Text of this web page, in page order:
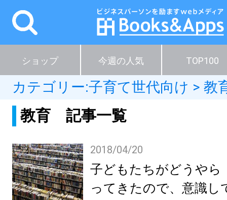
ショップ 今週の人気 TOP100
カテゴリー:子育て世代向け > 教
教育 記事一覧
2018/04/20
子どもたちがどうやら
ってきたので、意識し